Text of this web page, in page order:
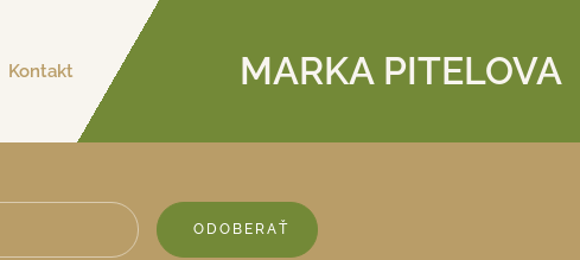
Kontakt MARKA PITELOVA
ODOBERAŤ